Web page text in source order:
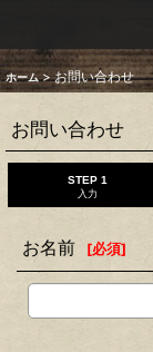
ホーム > お問い合わせ
お問い合わせ
STEP 1
入力
お名前 [必須]